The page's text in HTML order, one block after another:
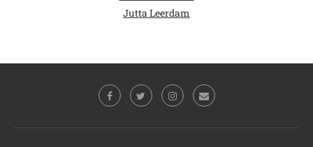
Jutta Leerdam